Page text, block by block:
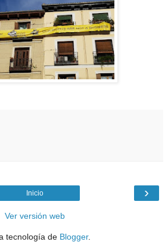
›
Inicio
Ver versión web
tecnología de Blogger.